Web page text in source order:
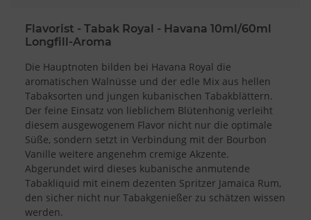
Flavorist - Tabak Royal - Havana 10ml/60ml
Longfill-Aroma
Die Hauptnoten bilden bei Havana Royal die
aromatischen Walnüsse und der edle Mix aus hellen
Tabaksorten und jungen kubanischen Tabakblättern.
Der feine Einsatz von lieblichem Blütenhonig verleiht
diesem ausgewogenem Flavor nicht nur die optimale
Süße, sondern setzt in Verbindung mit der Bourbon
Vanille weitere angenehm cremige Akzente.
Abgerundet wird dieses kubanische anmutende
Tabakliquid mit einem dezenten Spritzer Jamaica Rum,
den sicher nicht nur Tabakgenießer zu schätzen wissen
werden.